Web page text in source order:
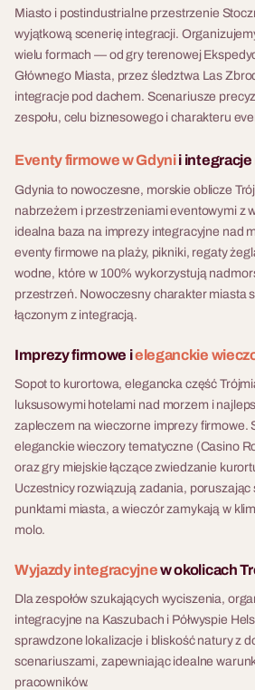
Miasto i postindustrialne przestrzenie
wyjątkową scenerię integracji.
wielu formach — od gry terenowej
Głównego Miasta, przez śledztwa Las
integracje pod dachem. Scenariusze
zespołu, celu biznesowego i charakteru
Eventy firmowe w Gdynii integracje
Gdynia to nowoczesne, morskie oblicze
nabrzeżem i przestrzeniami eventowymi z
idealna baza na imprezy integracyjne nad
eventy firmowe na plaży, pikniki, regaty
wodne, które w 100% wykorzystują
przestrzeń. Nowoczesny charakter miasta
łączonym z integracją.
Imprezy firmowe ieleganckie
Sopot to kurortowa, elegancka część
luksusowymi hotelami nad morzem i
zapleczem na wieczorne imprezy firmowe.
eleganckie wieczory tematyczne (Casino
oraz gry miejskie łączące zwiedzanie
Uczestnicy rozwiązują zadania, poruszając
punktami miasta, a wieczór zamykają w
molo.
Wyjazdy integracyjnew okolicach
Dla zespołów szukających wyciszenia,
integracyjne na Kaszubach i Półwyspie
sprawdzone lokalizacje i bliskość natury z
scenariuszami, zapewniając idealne
pracowników.